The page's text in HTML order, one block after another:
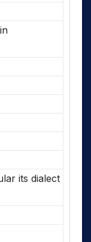
its dialect